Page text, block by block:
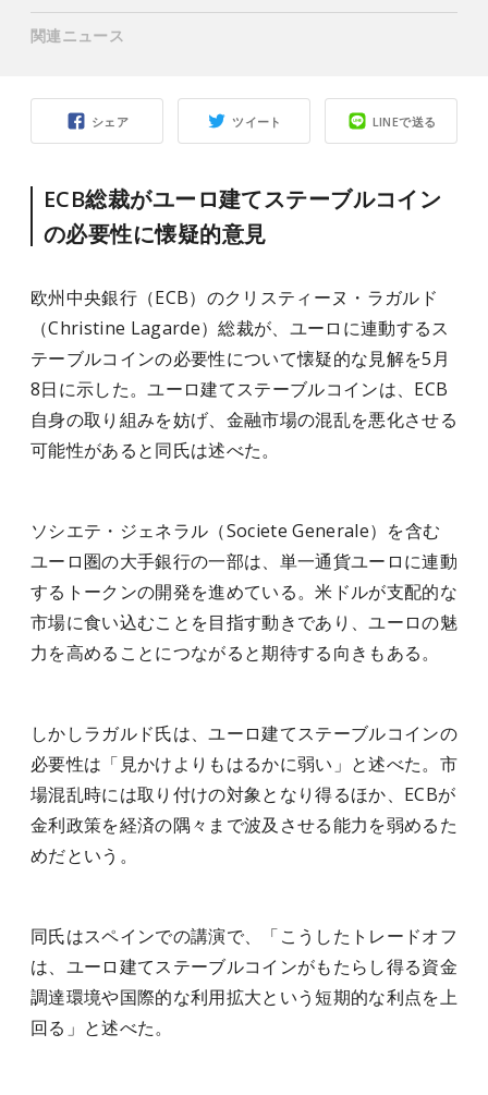
シェア ツイート LINEで送る
ECB総裁がユーロ建てステーブルコイン
の必要性に懐疑的意見
欧州中央銀行（ECB）のクリスティーヌ・ラガルド
（Christine Lagarde）総裁が、ユーロに連動するス
テーブルコインの必要性について懐疑的な見解を5月
8日に示した。ユーロ建てステーブルコインは、ECB
自身の取り組みを妨げ、金融市場の混乱を悪化させる
可能性があると同氏は述べた。
ソシエテ・ジェネラル（Societe Generale）を含む
ユーロ圏の大手銀行の一部は、単一通貨ユーロに連動
するトークンの開発を進めている。米ドルが支配的な
市場に食い込むことを目指す動きであり、ユーロの魅
力を高めることにつながると期待する向きもある。
しかしラガルド氏は、ユーロ建てステーブルコインの
必要性は「見かけよりもはるかに弱い」と述べた。市
場混乱時には取り付けの対象となり得るほか、ECBが
金利政策を経済の隅々まで波及させる能力を弱めるた
めだという。
同氏はスペインでの講演で、「こうしたトレードオフ
は、ユーロ建てステーブルコインがもたらし得る資金
調達環境や国際的な利用拡大という短期的な利点を上
回る」と述べた。
関連ニュース